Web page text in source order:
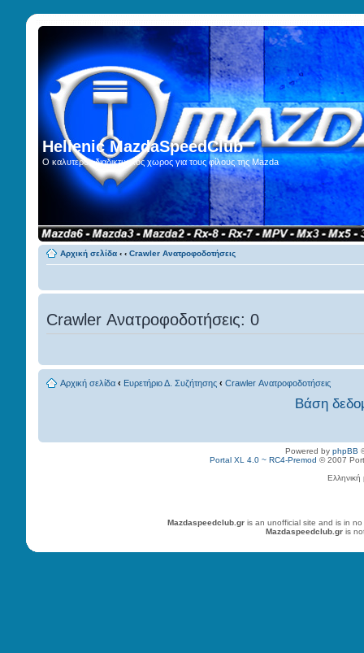
Hellenic MazdaSpeedClub
Ο καλυτερος διαδικτυακος χωρος για τους φίλους της Mazda
Αρχική σελίδα ‹ ‹ Crawler Ανατροφοδοτήσεις
Crawler Ανατροφοδοτήσεις: 0
Αρχική σελίδα ‹ Ευρετήριο Δ. Συζήτησης ‹ Crawler Ανατροφοδοτήσεις
Βάση
Powered by phpBB
Portal XL 4.0 ~ RC4-Premod © 2007
Mazdaspeedclub.gr is an unofficial site and is in
Mazdaspeedclub.gr is